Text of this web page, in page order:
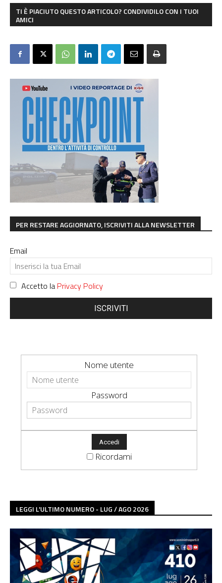
TI È PIACIUTO QUESTO ARTICOLO? CONDIVIDILO CON I TUOI
AMICI
PER RESTARE AGGIORNATO, ISCRIVITI ALLA NEWSLETTER
Email
Accetto la Privacy Policy
ISCRIVITI
Nome utente
Password
Ricordami
LEGGI L'ULTIMO NUMERO - LUG / AGO 2026